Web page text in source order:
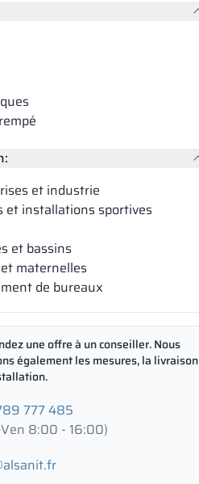
et industrie
et installations sportives
et bassins
maternelles
de bureaux
une offre à un conseiller. Nous
également les mesures, la livraison
777 485
8:00 - 16:00)